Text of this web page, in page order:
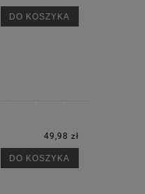
DO KOSZYKA
49,98 zł
DO KOSZYKA